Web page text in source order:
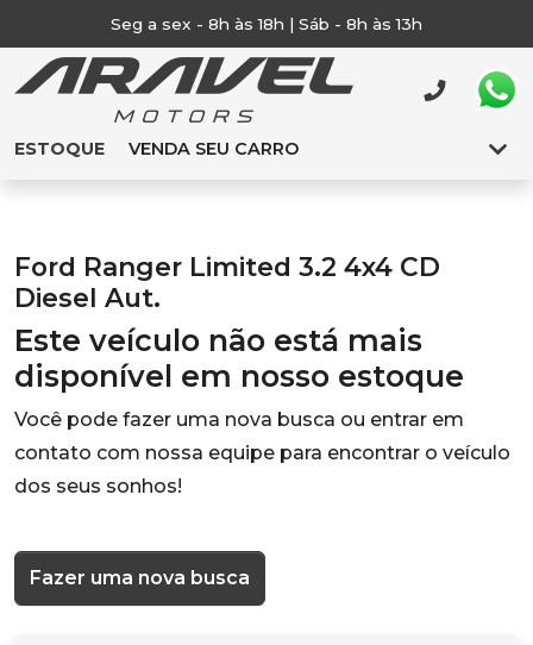
Seg a sex - 8h às 18h | Sáb - 8h às 13h
ESTOQUE VENDA SEU CARRO
Ford Ranger Limited 3.2 4x4 CD
Diesel Aut.
Este veículo não está mais
disponível em nosso estoque
Você pode fazer uma nova busca ou entrar em
contato com nossa equipe para encontrar o veículo
dos seus sonhos!
Fazer uma nova busca